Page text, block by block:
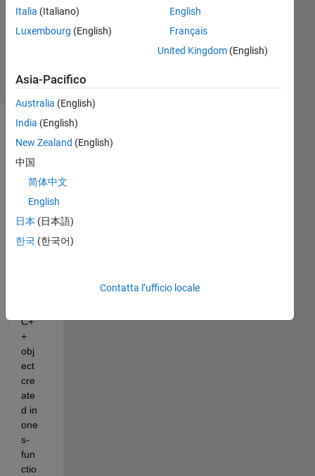
Aggiornato
2017
(30 giorni)
wa
C+
+
obj
ect
cre
ate
d in
one
s-
fun
ctio
Italia (Italiano)
Luxembourg (English)
English
Français
United Kingdom(English)
Asia-Pacifico
Australia (English)
India (English)
New Zealand (English)
中国
简体中文
English
日本 (日本語)
한국 (한국어)
Contatta l’ufficio locale